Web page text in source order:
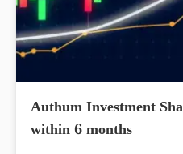
Authum Investment
within 6 months